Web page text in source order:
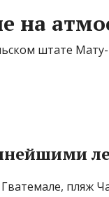
на
штате Мату-
пляж